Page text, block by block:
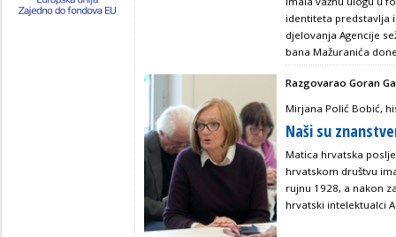
identiteta predstavlja
djelovanja Agencije
bana Mažuranića
Razgovarao Goran
Mirjana Polić Bobić,
Naši su
Matica hrvatska
hrvatskom društvu
rujnu 1928, a nakon
hrvatski intelektualci